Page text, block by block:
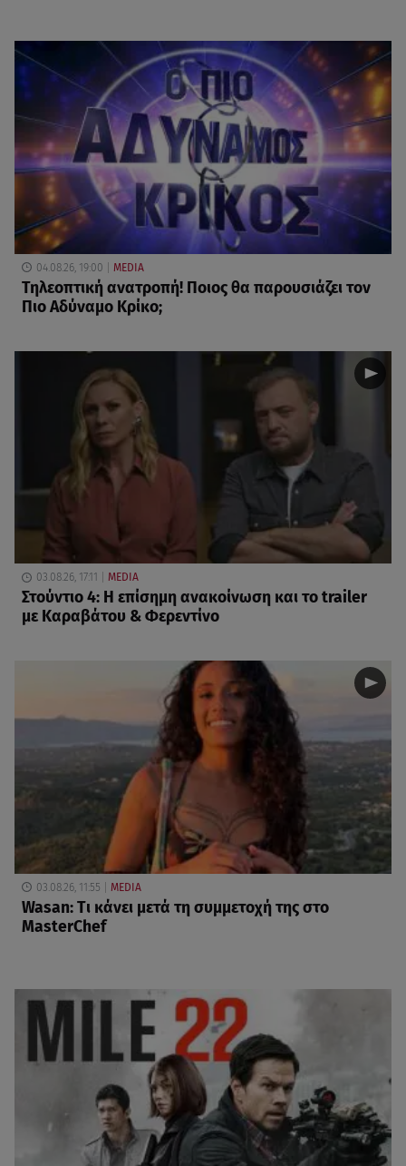
04.08.26, 19:00 MEDIA
Τηλεοπτική ανατροπή! Ποιος θα παρουσιάζει τον
Πιο Αδύναμο Κρίκο;
03.08.26, 17:11 MEDIA
Στούντιο 4: Η επίσημη ανακοίνωση και το trailer
με Καραβάτου & Φερεντίνο
03.08.26, 11:55 MEDIA
Wasan: Tι κάνει μετά τη συμμετοχή της στο
MasterChef